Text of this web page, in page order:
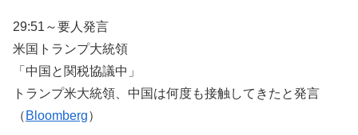
29:51～要人発言
米国トランプ大統領
「中国と関税協議中」
トランプ米大統領、中国は何度も接触してきたと発言
（ Bloomberg）